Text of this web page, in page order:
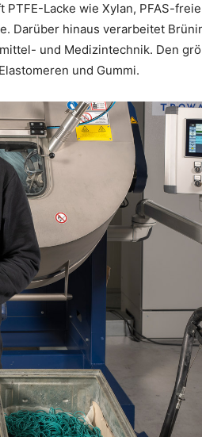
Lacke wie Xylan, PFAS-freie
Darüber hinaus verarbeitet
und Medizintechnik. Den
und Gummi.